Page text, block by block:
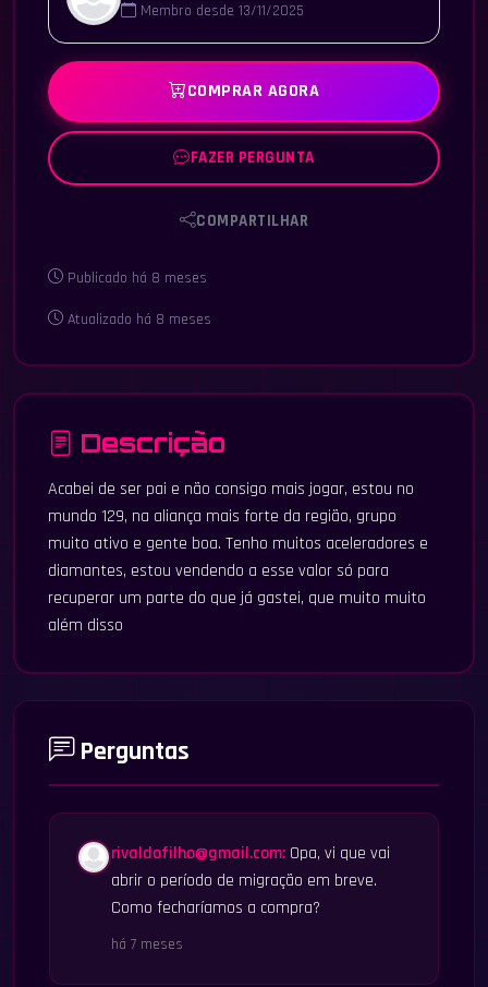
Membro desde 13/11/2025
COMPRAR AGORA
FAZER PERGUNTA
COMPARTILHAR
Publicado há 8 meses
Atualizado há 8 meses
Descrição
Acabei de ser pai e não consigo mais jogar, estou no
mundo 129, na aliança mais forte da região, grupo
muito ativo e gente boa. Tenho muitos aceleradores e
diamantes, estou vendendo a esse valor só para
recuperar um parte do que já gastei, que muito muito
além disso
Perguntas
rivaldofilho@gmail.com: Opa, vi que vai
abrir o período de migração em breve.
Como fecharíamos a compra?
há 7 meses